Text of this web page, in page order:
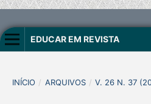
EDUCAR EM REVISTA
INÍCIO / ARQUIVOS / V. 26 N. 37